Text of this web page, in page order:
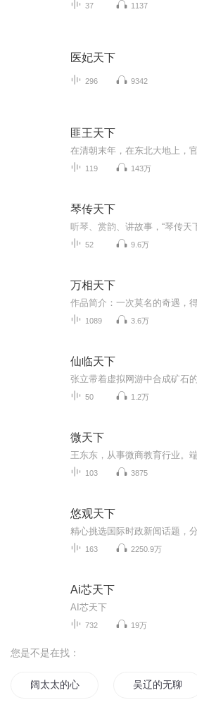
37 1137
医妃天下
296 9342
匪王天下
119 143万
琴传天下
52 9.6万
万相天下
1089 3.6万
仙临天下
50 1.2万
微天下
103 3875
悠观天下
163 2250.9万
Ai芯天下
AI芯天下
732 19万
您是不是在找：
阔太太的心事 吴辽的无聊生活